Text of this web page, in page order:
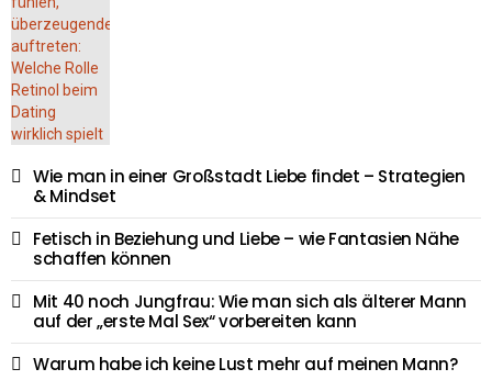
Wie man in einer Großstadt Liebe findet – Strategien
& Mindset
Fetisch in Beziehung und Liebe – wie Fantasien Nähe
schaffen können
Mit 40 noch Jungfrau: Wie man sich als älterer Mann
auf der „erste Mal Sex“ vorbereiten kann
Warum habe ich keine Lust mehr auf meinen Mann?